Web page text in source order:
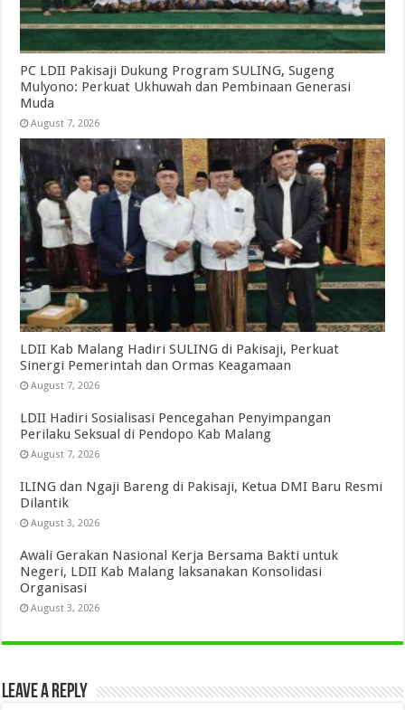
PC LDII Pakisaji Dukung Program SULING, Sugeng
Mulyono: Perkuat Ukhuwah dan Pembinaan Generasi
Muda
August 7, 2026
LDII Kab Malang Hadiri SULING di Pakisaji, Perkuat
Sinergi Pemerintah dan Ormas Keagamaan
August 7, 2026
LDII Hadiri Sosialisasi Pencegahan Penyimpangan
Perilaku Seksual di Pendopo Kab Malang
August 7, 2026
ILING dan Ngaji Bareng di Pakisaji, Ketua DMI Baru Resmi
Dilantik
August 3, 2026
Awali Gerakan Nasional Kerja Bersama Bakti untuk
Negeri, LDII Kab Malang laksanakan Konsolidasi
Organisasi
August 3, 2026
Leave a Reply